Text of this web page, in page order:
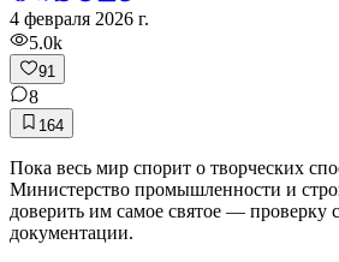
4 февраля 2026 г.
5.0k
91
8
164
Пока весь мир спорит о творческих
Министерство промышленности и
доверить им самое святое — проверку
документации.